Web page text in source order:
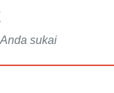
sukai